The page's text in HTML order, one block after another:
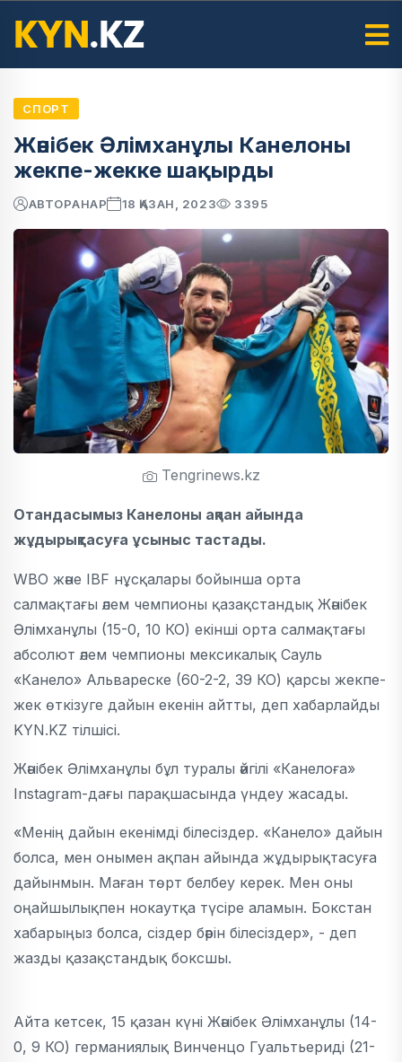
СПОРТ
Жәнібек Әлімханұлы Канелоны
жекпе-жекке шақырды
АВТОРАНАР 18 ҚАЗАН, 2023 3395
Tengrinews.kz
Отандасымыз Канелоны ақпан айында
жұдырықтасуға ұсыныс тастады.
WBO және IBF нұсқалары бойынша орта
салмақтағы әлем чемпионы қазақстандық Жәнібек
Әлімханұлы (15-0, 10 КО) екінші орта салмақтағы
абсолют әлем чемпионы мексикалық Сауль
«Канело» Альвареске (60-2-2, 39 КО) қарсы жекпе-
жек өткізуге дайын екенін айтты, деп хабарлайды
KYN.KZ тілшісі.
Жәнібек Әлімханұлы бұл туралы әйгілі «Канелоға»
Instagram-дағы парақшасында үндеу жасады.
«Менің дайын екенімді білесіздер. «Канело» дайын
болса, мен онымен ақпан айында жұдырықтасуға
дайынмын. Маған төрт белбеу керек. Мен оны
оңайшылықпен нокаутқа түсіре аламын. Бокстан
хабарыңыз болса, сіздер бәрін білесіздер», - деп
жазды қазақстандық боксшы.
Айта кетсек, 15 қазан күні Жәнібек Әлімханұлы (14-
0, 9 КО) германиялық Винченцо Гуальтьериді (21-